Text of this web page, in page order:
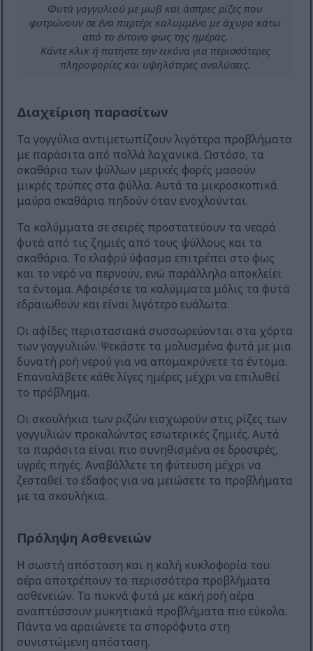
Φυτά γογγυλιού με μωβ και άσπρες ρίζες που
φυτρώνουν σε ένα παρτέρι καλυμμένο με άχυρο κάτω
από το έντονο φως της ημέρας.
Κάντε κλικ ή πατήστε την εικόνα για περισσότερες
πληροφορίες και υψηλότερες αναλύσεις.
Διαχείριση παρασίτων
Τα γογγύλια αντιμετωπίζουν λιγότερα προβλήματα
με παράσιτα από πολλά λαχανικά. Ωστόσο, τα
σκαθάρια των ψύλλων μερικές φορές μασούν
μικρές τρύπες στα φύλλα. Αυτά τα μικροσκοπικά
μαύρα σκαθάρια πηδούν όταν ενοχλούνται.
Τα καλύμματα σε σειρές προστατεύουν τα νεαρά
φυτά από τις ζημιές από τους ψύλλους και τα
σκαθάρια. Το ελαφρύ ύφασμα επιτρέπει στο φως
και το νερό να περνούν, ενώ παράλληλα αποκλείει
τα έντομα. Αφαιρέστε τα καλύμματα μόλις τα φυτά
εδραιωθούν και είναι λιγότερο ευάλωτα.
Οι αφίδες περιστασιακά συσσωρεύονται στα χόρτα
των γογγυλιών. Ψεκάστε τα μολυσμένα φυτά με μια
δυνατή ροή νερού για να απομακρύνετε τα έντομα.
Επαναλάβετε κάθε λίγες ημέρες μέχρι να επιλυθεί
το πρόβλημα.
Οι σκουλήκια των ριζών εισχωρούν στις ρίζες των
γογγυλιών προκαλώντας εσωτερικές ζημιές. Αυτά
τα παράσιτα είναι πιο συνηθισμένα σε δροσερές,
υγρές πηγές. Αναβάλλετε τη φύτευση μέχρι να
ζεσταθεί το έδαφος για να μειώσετε τα προβλήματα
με τα σκουλήκια.
Πρόληψη Ασθενειών
Η σωστή απόσταση και η καλή κυκλοφορία του
αέρα αποτρέπουν τα περισσότερα προβλήματα
ασθενειών. Τα πυκνά φυτά με κακή ροή αέρα
αναπτύσσουν μυκητιακά προβλήματα πιο εύκολα.
Πάντα να αραιώνετε τα σπορόφυτα στη
συνιστώμενη απόσταση.